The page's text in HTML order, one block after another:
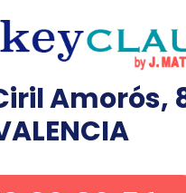
Amorós,